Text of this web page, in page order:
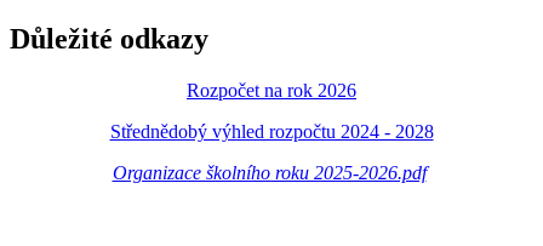
Důležité odkazy
Rozpočet na rok 2026
Střednědobý výhled rozpočtu 2024 - 2028
Organizace školního roku 2025-2026.pdf